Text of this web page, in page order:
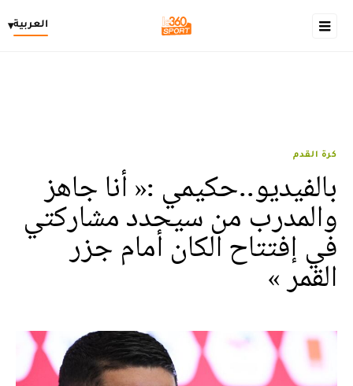
العربية▾
كرة القدم
بالفيديو..حكيمي :« أنا جاهز
والمدرب من سيحدد مشاركتي
في إفتتاح الكان أمام جزر
القمر »